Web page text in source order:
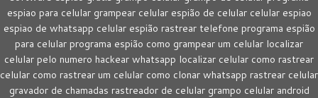
espiao para celular grampear celular espião de celular celular espiao
espiao de whatsapp celular espião rastrear telefone programa espião
para celular programa espião como grampear um celular localizar
celular pelo numero hackear whatsapp localizar celular como rastrear
celular como rastrear um celular como clonar whatsapp rastrear celular
gravador de chamadas rastreador de celular grampo celular android